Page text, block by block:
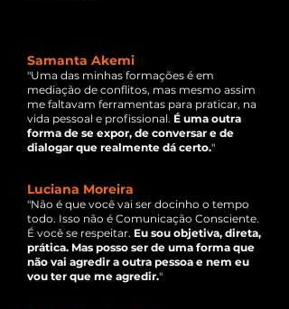
Samanta Akemi
"Uma das minhas formações é em
mediação de conflitos, mas mesmo assim
me faltavam ferramentas para praticar, na
vida pessoal e profissional. É uma outra
forma de se expor, de conversar e de
dialogar que realmente dá certo."
Luciana Moreira
"Não é que você vai ser docinho o tempo
todo. Isso não é Comunicação Consciente.
É você se respeitar. Eu sou objetiva, direta,
prática. Mas posso ser de uma forma que
não vai agredir a outra pessoa e nem eu
vou ter que me agredir."